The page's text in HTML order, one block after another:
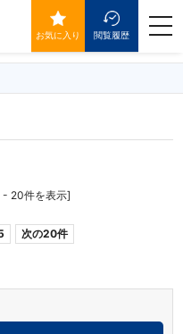
お気に入り 閲覧履歴
- 20件を表示]
次の20件